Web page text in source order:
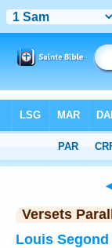
Chapitre 11 > Verset 12
Versets
Louis